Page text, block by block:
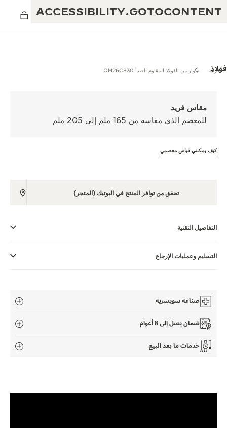
ACCESSIBILITY.GOTOCONTENT
مقهى REVERSO 1931
صانع الأحلام
STELLAR ODYSSEY
اطّلع على جميع الفعاليات
الإبداع: أكثر من 430 براءة اختراع
أحزمة سوار من الفولاذ المقاوم للصدأ QM26C830 فولاذ
مقاس فريد
للمعصم الذي مقاسه من 165 ملم إلى 205 ملم
كيف يمكنني قياس معصمي
تحقق من توافر المنتج في البوتيك (المتجر)
التفاصيل التقنية
التسليم وعمليات الإرجاع
صناعة سويسرية
ضمان يصل إلى 8 أعوام
خدمات ما بعد البيع